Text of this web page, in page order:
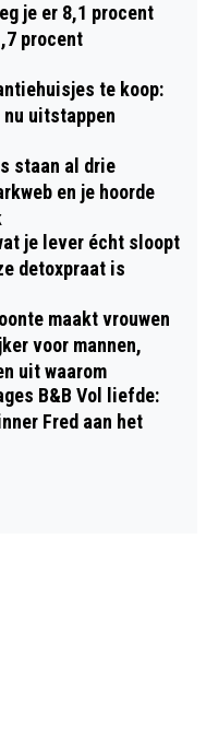
je er 8,1 procent
procent
te koop:
nu uitstappen
staan al drie
en je hoorde
je lever écht sloopt
detoxpraat is
maakt vrouwen
voor mannen,
uit waarom
B&B Vol liefde:
Fred aan het